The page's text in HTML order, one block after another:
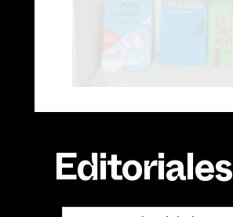
Editoriales